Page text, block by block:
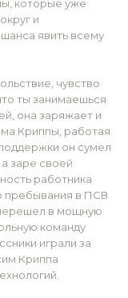
которые уже
и
явить всему
чувство
ты занимаешься
она заряжает и
Криппы, работая
он сумел
заре своей
работника
пребывания в ПСВ
в мощную
команду
играли за
Криппа